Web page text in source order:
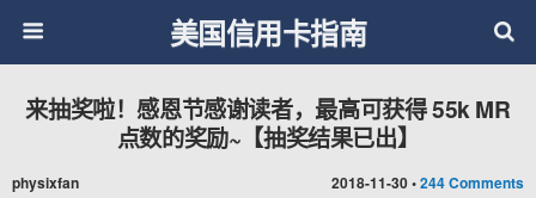
美国信用卡指南
2018-11-30 •244 Comments
来抽奖啦！感恩节感谢读者，最高可获得 55k MR
点数的奖励~【抽奖结果已出】
physixfan